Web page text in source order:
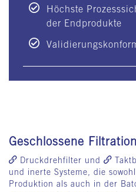
Höchste
der Endprodukte
Geschlossene
Druckdrehfilter und
und inerte Systeme, die
Produktion als auch in der